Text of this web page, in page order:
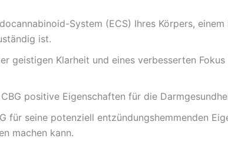
System (ECS) Ihres Körpers,
ist.
geistigen Klarheit und eines verbesserten
positive Eigenschaften für die
für seine potenziell entzündungshemmenden
machen kann.